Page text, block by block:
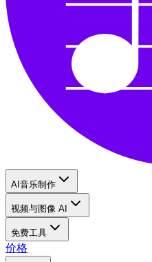
AI音乐制作
视频与图像 AI
免费工具
价格